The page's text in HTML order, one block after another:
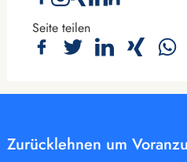
Seite teilen
Zurücklehnen um